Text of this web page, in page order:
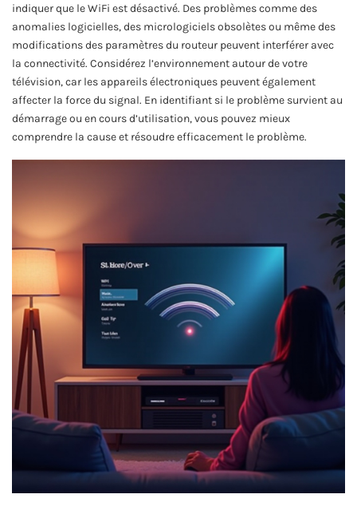
indiquer que le WiFi est désactivé. Des problèmes comme des
anomalies logicielles, des micrologiciels obsolètes ou même des
modifications des paramètres du routeur peuvent interférer avec
la connectivité. Considérez l’environnement autour de votre
télévision, car les appareils électroniques peuvent également
affecter la force du signal. En identifiant si le problème survient au
démarrage ou en cours d’utilisation, vous pouvez mieux
comprendre la cause et résoudre efficacement le problème.